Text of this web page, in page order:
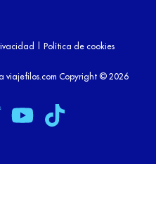
Política de cookies
viajefilos.com Copyright © 2026